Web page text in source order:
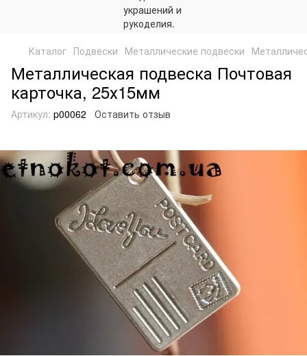
Каталог Подвески Металлические подвески
Металлическая подвеска Почтовая
карточка, 25х15мм
Артикул: p00062 Оставить отзыв